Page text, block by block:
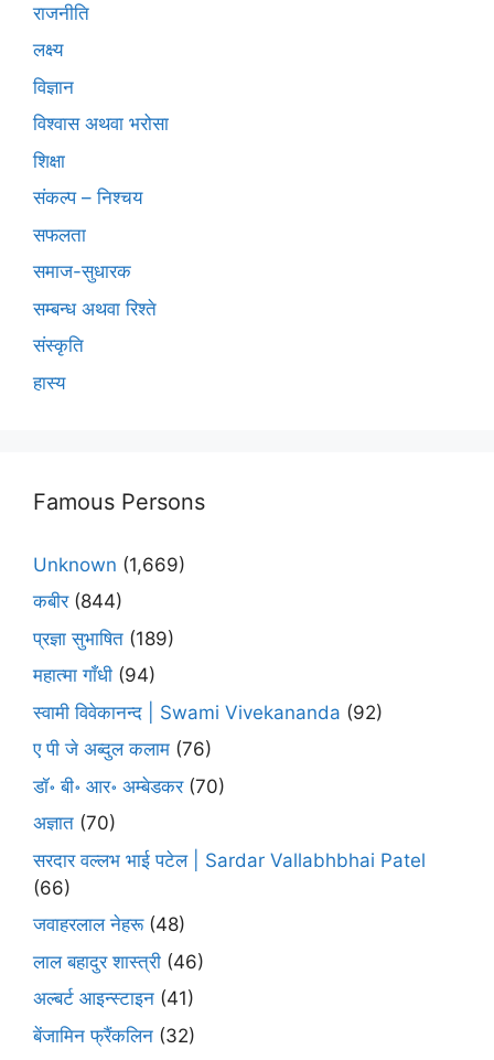
राजनीति
लक्ष्य
विज्ञान
विश्वास अथवा भरोसा
शिक्षा
संकल्प – निश्चय
सफलता
समाज-सुधारक
सम्बन्ध अथवा रिश्ते
संस्कृति
हास्य
Famous Persons
Unknown (1,669)
कबीर(844)
प्रज्ञा सुभाषित (189)
महात्मा गाँधी (94)
स्वामी विवेकानन्द | Swami Vivekananda (92)
ए पी जे अब्दुल कलाम (76)
डॉ॰ बी॰ आर॰ अम्बेडकर(70)
अज्ञात (70)
सरदार वल्लभ भाई पटेल | Sardar Vallabhbhai Patel
(66)
जवाहरलाल नेहरू(48)
लाल बहादुर शास्त्री (46)
अल्बर्ट आइन्स्टाइन (41)
बेंजामिन फ्रैंकलिन (32)